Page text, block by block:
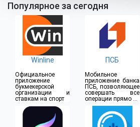
Популярное за сегодня
Winline
Официальное
приложение
букмекерской
организации и
ставкам на спорт
ПСБ
Мобильное
приложение банка
ПСБ, позволяющее
совершать все
операции прямо из
дома